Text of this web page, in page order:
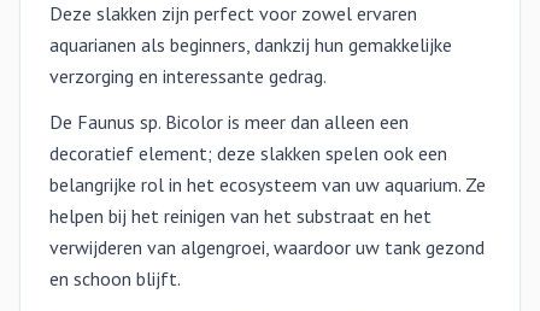
Deze slakken zijn perfect voor zowel ervaren
aquarianen als beginners, dankzij hun gemakkelijke
verzorging en interessante gedrag.
De Faunus sp. Bicolor is meer dan alleen een
decoratief element; deze slakken spelen ook een
belangrijke rol in het ecosysteem van uw aquarium. Ze
helpen bij het reinigen van het substraat en het
verwijderen van algengroei, waardoor uw tank gezond
en schoon blijft.